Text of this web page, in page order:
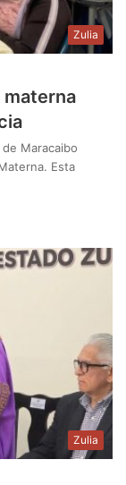
Zulia
materna
Maracaibo
Esta
Zulia